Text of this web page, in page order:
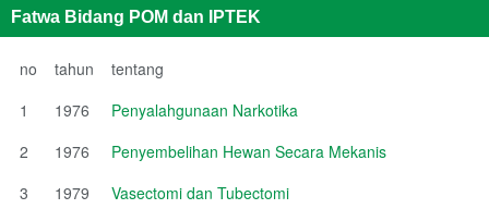
Fatwa Bidang POM dan IPTEK
no tahun
tentang
1
1976
Penyalahgunaan Narkotika
2
1976
Penyembelihan Hewan Secara Mekanis
3
1979
Vasectomi dan Tubectomi